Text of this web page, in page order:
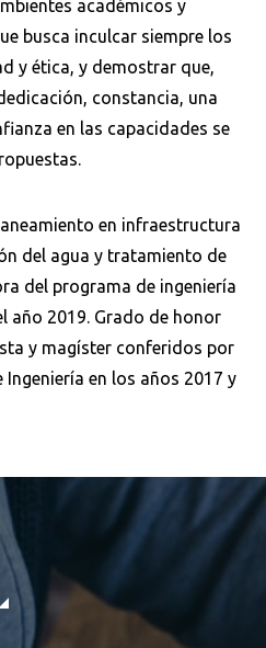
académicos y
busca inculcar siempre los
y ética, y demostrar que,
constancia, una
en las capacidades se
en infraestructura
del agua y tratamiento de
del programa de ingeniería
año 2019. Grado de honor
y magíster conferidos por
Ingeniería en los años 2017 y